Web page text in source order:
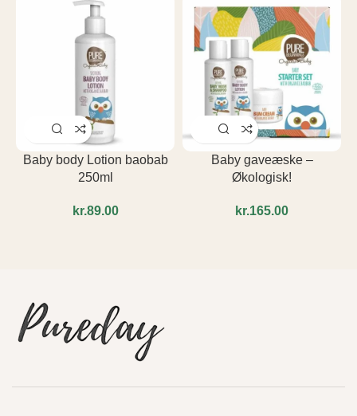
Baby body Lotion baobab
250ml
kr.
Baby gaveæske –
Økologisk!
kr.